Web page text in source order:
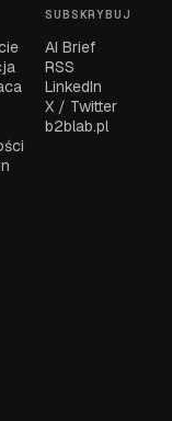
SUBSKRYBUJ
AI Brief
RSS
LinkedIn
X / Twitter
b2blab.pl